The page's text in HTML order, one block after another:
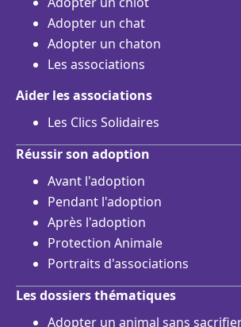
Adopter un chat
Adopter un chaton
Les associations
Aider les associations
Les Clics Solidaires
Réussir son adoption
Avant l'adoption
Pendant l'adoption
Après l'adoption
Protection Animale
Portraits d'associations
Les dossiers thématiques
Adopter un animal sans